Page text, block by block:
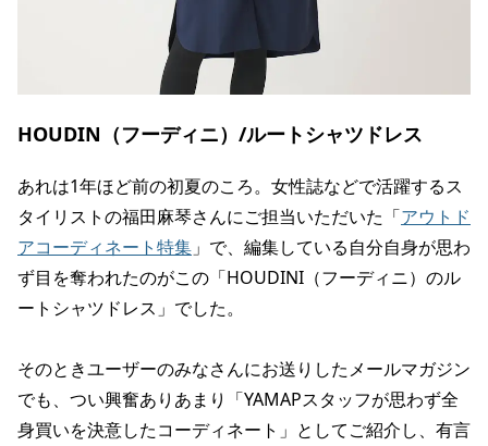
HOUDIN（フーディニ）/ルートシャツドレス
あれは1年ほど前の初夏のころ。女性誌などで活躍するス
タイリストの福田麻琴さんにご担当いただいた「アウトド
アコーディネート特集 」で、編集している自分自身が思わ
ず目を奪われたのがこの「HOUDINI（フーディニ）のル
ートシャツドレス」でした。
そのときユーザーのみなさんにお送りしたメールマガジン
でも、つい興奮ありあまり「YAMAPスタッフが思わず全
身買いを決意したコーディネート」としてご紹介し、有言